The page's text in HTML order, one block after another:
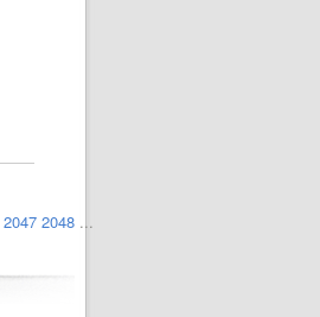
2047 2048 ...